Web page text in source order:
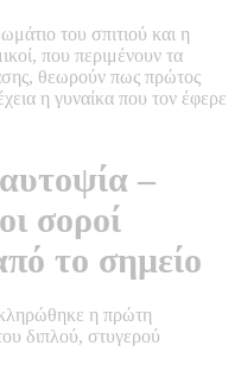
του σπιτιού και η
που περιμένουν τα
θεωρούν πως πρώτος
η γυναίκα που τον έφερε
–
σοροί
το σημείο
η πρώτη
διπλού, στυγερού